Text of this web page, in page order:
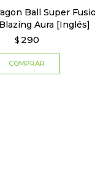
Ball Super
Aura [Inglés]
$ 290